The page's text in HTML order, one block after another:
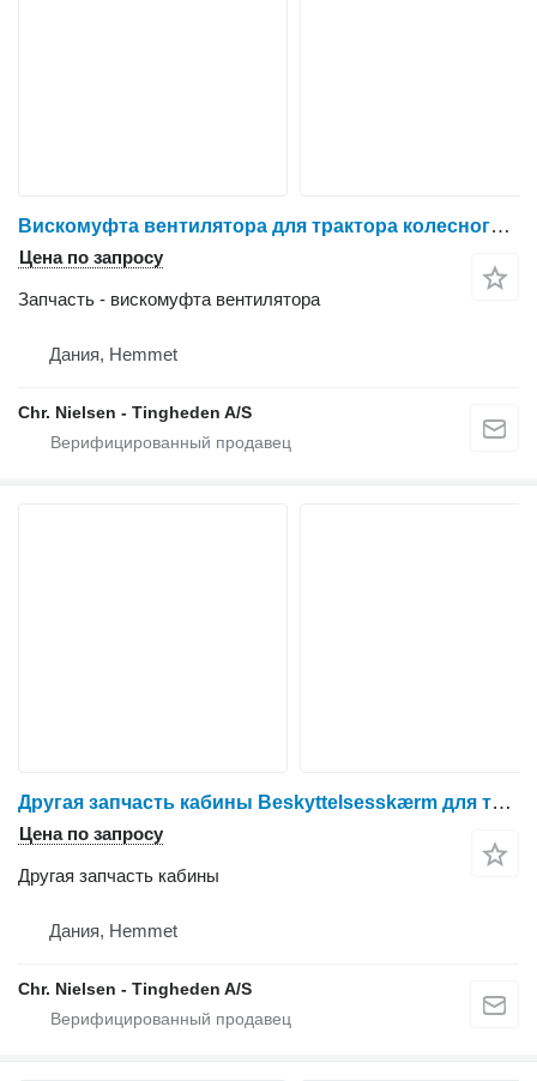
Вискомуфта вентилятора для трактора колесного Massey Ferguson 6465
Цена по запросу
Запчасть - вискомуфта вентилятора
Дания, Hemmet
Chr. Nielsen - Tingheden A/S
Другая запчасть кабины Beskyttelsesskærm для трактора колесного Massey Ferguson 6465
Цена по запросу
Другая запчасть кабины
Дания, Hemmet
Chr. Nielsen - Tingheden A/S